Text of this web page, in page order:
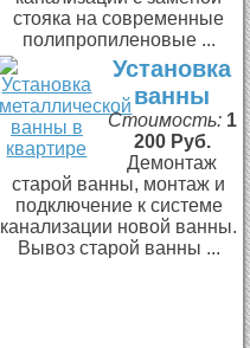
стояка на современные
полипропиленовые ...
Установка
ванны
Стоимость: 1
200 Руб.
Демонтаж
старой ванны, монтаж и
подключение к системе
канализации новой ванны.
Вывоз старой ванны ...